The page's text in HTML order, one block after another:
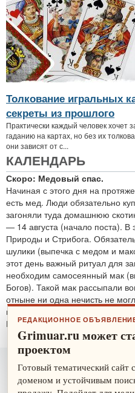
Толкование игральных
секреты из прошлого
Практически каждый человек хочет
гаданию на картах, но без их
они зависят от с...
КАЛЕНДАРЬ
Скоро: Медовый спас.
Начиная с этого дня на
есть мед. Люди обязательно
загоняли туда домашнюю
— 14 августа (начало поста). В
Природы и Стрибога.
шулики (выпечка с медом и
этот день важный ритуал для
необходим самосеянный мак
Богов). Такой мак рассыпали
отныне ни одна нечисть не
проводятся обряды для защиты
По теме:защитные ритуалы
РЕДАКЦИОННОЕ
Grimuar.ru может
проектом
Готовый тематический сайт
доменом и устойчивым